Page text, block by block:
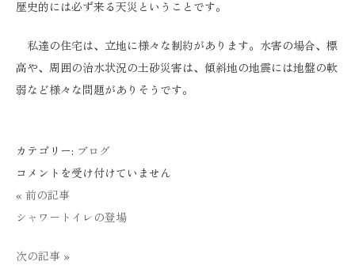
歴史的には必ず来る天災ということです。
私達の住宅は、立地に様々な制約があります。水害の場合、標
高や、周囲の治水状況の土砂災害は、傾斜地の地震には地盤の軟
弱など様々な問題がありそうです。
カテゴリー: ブログ
1000
分
の
の
コメントを受け付けていません
« 前の記事
シャワートイレの登場
次の記事 »